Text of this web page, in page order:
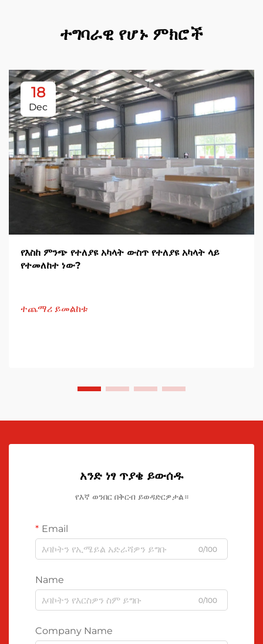
ተግባራዊ የሆኑ ምክሮች
18
Dec
የእስከ ምንጭ የተለያዩ አካላት ውስጥ የተለያዩ አካላት ላይ
የተመለከተ ነው?
ተጨማሪ ይመልከቱ
አንድ ነፃ ጥያቄ ይውሰዱ
የእኛ ወንበር በቅርብ ይወዳድርዎታል።
Email
0/100
Name
0/100
Company Name